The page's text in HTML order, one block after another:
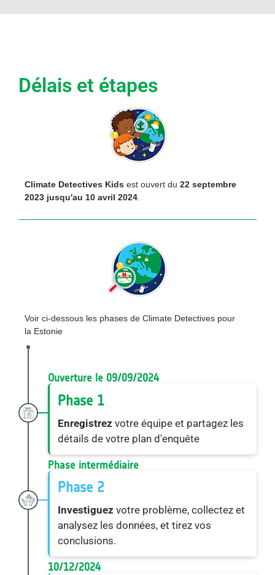
Délais et étapes
Climate Detectives Kids est ouvert du 22 septembre
2023 jusqu'au 10 avril 2024.
Voir ci-dessous les phases de Climate Detectives pour
la Estonie
Ouverture le 09/09/2024
Phase 1
Enregistrez votre équipe et partagez les
détails de votre plan d'enquête
Phase intermédiaire
Phase 2
Investiguez votre problème, collectez et
analysez les données, et tirez vos
conclusions.
10/12/2024